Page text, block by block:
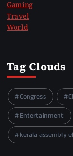
Gaming
Travel
World
Tag Clouds
Congress
Entertainment
kerala assembly